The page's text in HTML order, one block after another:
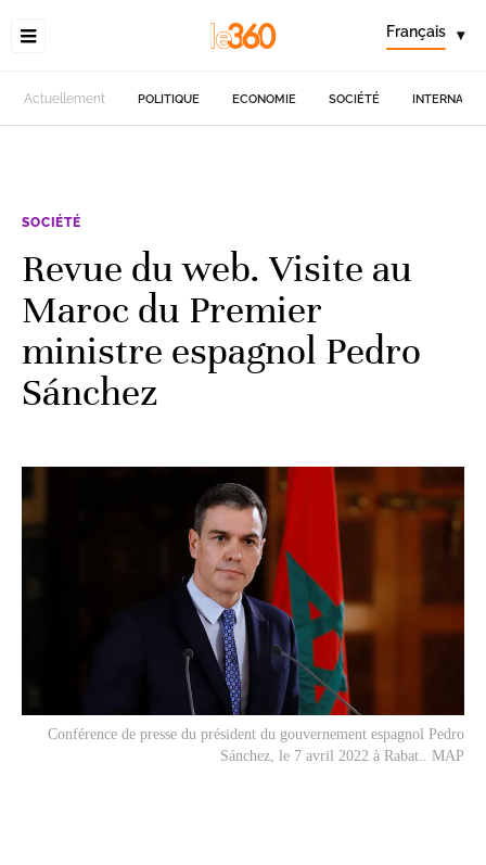
Français ▾
Actuellement POLITIQUE ECONOMIE SOCIÉTÉ
SOCIÉTÉ
Revue du web. Visite au
Maroc du Premier
ministre espagnol Pedro
Sánchez
Conférence de presse du président du gouvernement espagnol Pedro
Sánchez, le 7 avril 2022 à Rabat.. MAP